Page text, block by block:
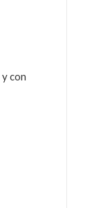
y con